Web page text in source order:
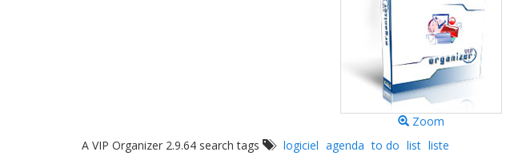
Zoom
A VIP Organizer 2.9.64 search tags
logiciel agenda to do list liste